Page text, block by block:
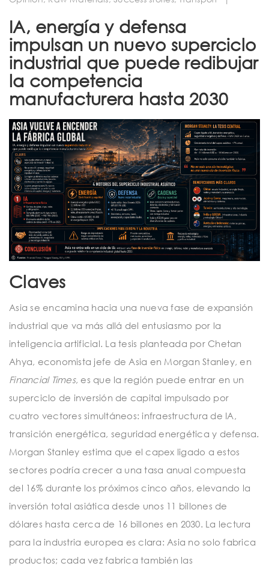
o
n
IA, energía y defensa
impulsan un nuevo superciclo
industrial que puede redibujar
la competencia
manufacturera hasta 2030
Claves
Asia se encamina hacia una nueva fase de expansión
industrial que va más allá del entusiasmo por la
inteligencia artificial. La tesis planteada por Chetan
Ahya, economista jefe de Asia en Morgan Stanley, en
Financial Times, es que la región puede entrar en un
superciclo de inversión de capital impulsado por
cuatro vectores simultáneos: infraestructura de IA,
transición energética, seguridad energética y defensa.
Morgan Stanley estima que el capex ligado a estos
sectores podría crecer a una tasa anual compuesta
del 16% durante los próximos cinco años, elevando la
inversión total asiática desde unos 11 billones de
dólares hasta cerca de 16 billones en 2030. La lectura
para la industria europea es clara: Asia no solo fabrica
productos; cada vez fabrica también las